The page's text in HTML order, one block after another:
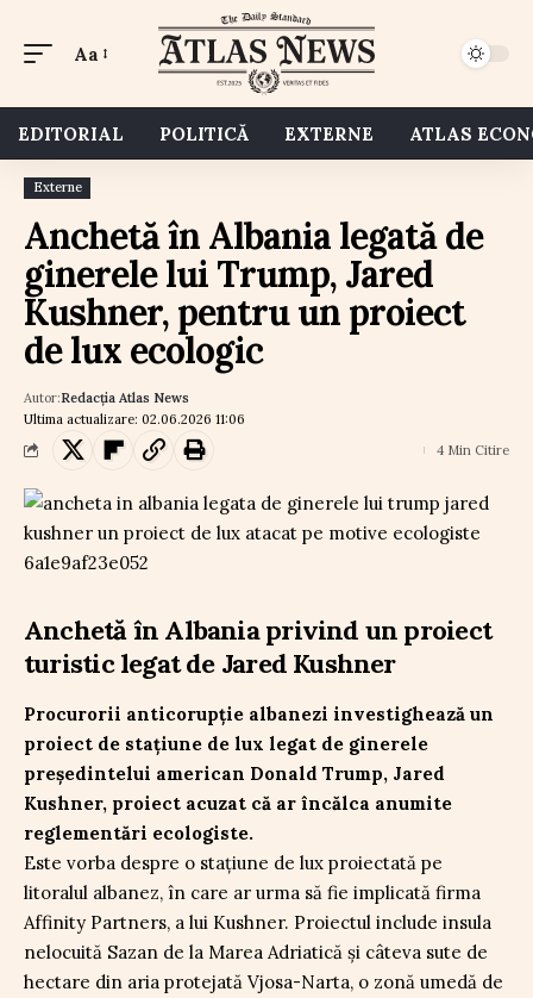
Aa
EDITORIAL POLITICĂ EXTERNE ATLAS
Externe
Anchetă în Albania legată de
ginerele lui Trump, Jared
Kushner, pentru un proiect
de lux ecologic
Ultima actualizare: 02.06.2026 11:06
Autor:Redacția Atlas News
4 Min Citire
Anchetă în Albania privind un proiect
turistic legat de Jared Kushner
Procurorii anticorupție albanezi investighează un
proiect de stațiune de lux legat de ginerele
președintelui american Donald Trump, Jared
Kushner, proiect acuzat că ar încălca anumite
reglementări ecologiste.
Este vorba despre o stațiune de lux proiectată pe
litoralul albanez, în care ar urma să fie implicată firma
Affinity Partners, a lui Kushner. Proiectul include insula
nelocuită Sazan de la Marea Adriatică și câteva sute de
hectare din aria protejată Vjosa-Narta, o zonă umedă de